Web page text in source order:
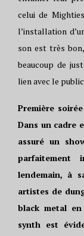
celui de
l’installation
son est très
beaucoup de
lien avec le
Première
Dans un cadre
assuré un
lendemain, à
artistes de
black metal
synth est